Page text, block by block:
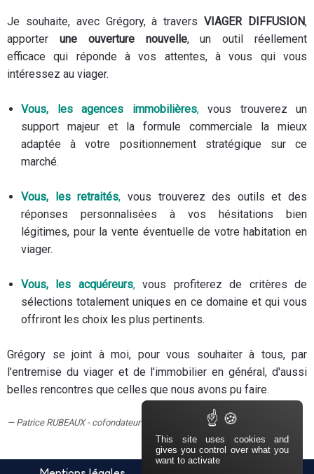
Je souhaite, avec Grégory, à traversVIAGER DIFFUSION,
apporter une ouverture nouvelle, un outil réellement
efficace qui réponde à vos attentes, à vous qui vous
intéressez au viager.
Vous, les agences immobilières,vous trouverez un
support majeur et la formule commerciale la mieux
adaptée à votre positionnement stratégique sur ce
marché.
Vous, les retraités, vous trouverez des outils et des
réponses personnalisées à vos hésitations bien
légitimes, pour la vente éventuelle de votre habitation en
viager.
Vous, les acquéreurs,vous profiterez de critères de
sélections totalement uniques en ce domaine et qui vous
offriront les choix les plus pertinents.
Grégory se joint à moi, pour vous souhaiter à tous, par
l'entremise du viager et de l'immobilier en général, d'aussi
belles rencontres que celles que nous avons pu faire.
Patrice RUBEAUX - cofondateur et président de Viager Diffusion
PIED DE PAGE
Navigation secondaire
This site uses cookies and
gives you control over what you
want to activate